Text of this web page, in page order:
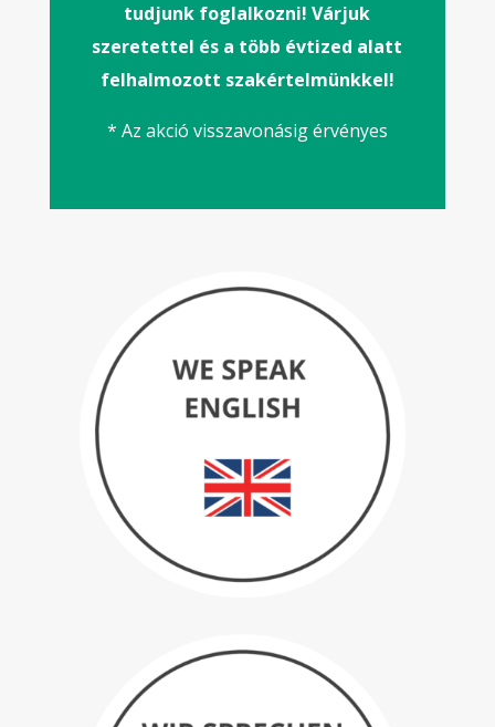
tudjunk foglalkozni! Várjuk
szeretettel és a több évtized alatt
felhalmozott szakértelmünkkel!
* Az akció visszavonásig érvényes